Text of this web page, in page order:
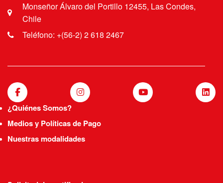
Monseñor Álvaro del Portillo 12455, Las Condes,
Chile
Teléfono: +(56-2) 2 618 2467
¿Quiénes Somos?
Medios y Políticas de Pago
Nuestras modalidades